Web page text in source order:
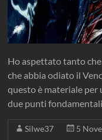
Ho aspettato tanto
che abbia odiato il
questo è materiale
due punti
Silwe37 5